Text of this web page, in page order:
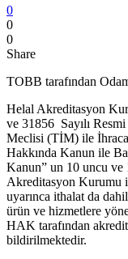
0
0
0
Share
TOBB tarafından
Helal Akreditasyon
ve 31856 Sayılı
Meclisi (TİM) ile
Hakkında Kanun ile
Kanun” un 10 uncu ve
Akreditasyon Kurumu
uyarınca ithalat da
ürün ve hizmetlere
HAK tarafından
bildirilmektedir.